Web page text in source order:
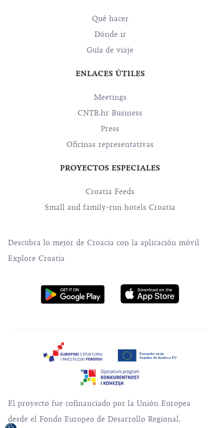
Qué hacer
Dónde ir
Guía de viaje
ENLACES ÚTILES
Meetings
CNTB.hr Business
Press
Oficinas representativas
PROYECTOS ESPECIALES
Croatia Feeds
Small and family-run hotels Croatia
Descubra lo mejor de Croacia con la aplicación móvil
Explore Croatia
El proyecto fue cofinanciado por la Unión Europea
desde el Fondo Europeo de Desarrollo Regional.